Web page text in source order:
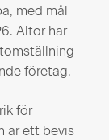
med mål
Altor har
företag.
för
är ett bevis